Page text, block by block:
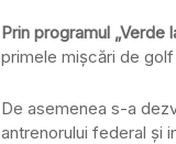
Prin programul
primele mișcări de
De asemenea s-a
antrenorului federal și